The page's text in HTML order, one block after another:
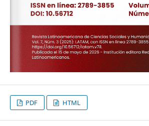
PDF HTML